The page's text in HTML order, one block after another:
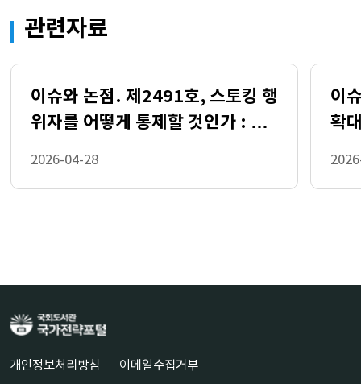
관련자료
이슈와 논점. 제2491호, 스토킹 행
위자를 어떻게 통제할 것인가 : 전
2026-04-28
이
확
개인정보처리방침 이메일수집거부